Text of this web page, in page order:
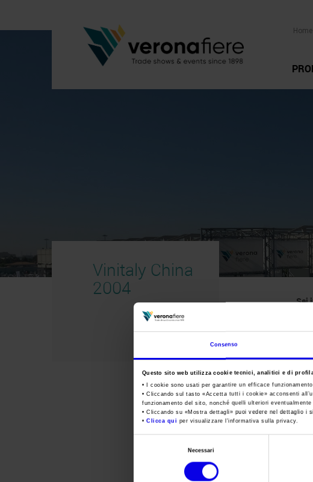
Consenso
Questo sito web utilizza cookie tecnici, analitici e di
• I cookie sono usati per garantire un efficace
• Cliccando sul tasto «Accetta tutti i cookie» acconsenti
funzionamento del sito, nonché quelli ulteriori
• Cliccando su «Mostra dettagli» puoi vedere nel dettaglio i
•Clicca qui per visualizzare l'informativa sulla privacy.
Necessari
Home
Vinitaly China
2004
Sei
Data